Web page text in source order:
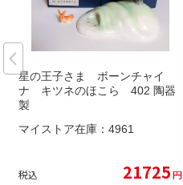
星の王子さま ボーンチャイ
ナ キツネのほこら 402 陶器
製
マイストア在庫： 4961
税込 21725円